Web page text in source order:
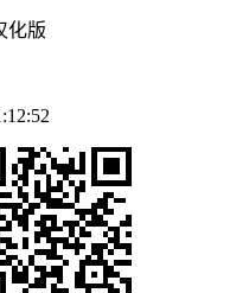
化版